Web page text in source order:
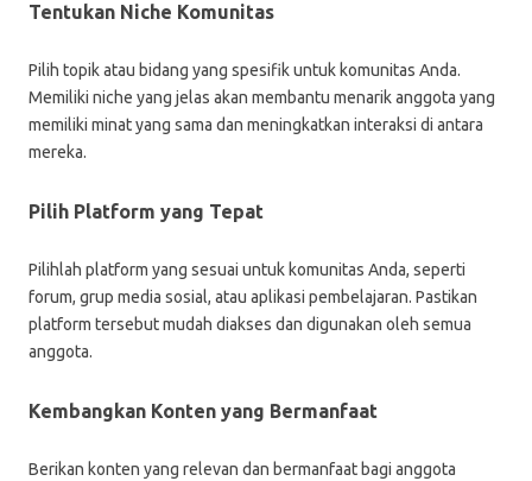
Tentukan Niche Komunitas
Pilih topik atau bidang yang spesifik untuk komunitas Anda.
Memiliki niche yang jelas akan membantu menarik anggota yang
memiliki minat yang sama dan meningkatkan interaksi di antara
mereka.
Pilih Platform yang Tepat
Pilihlah platform yang sesuai untuk komunitas Anda, seperti
forum, grup media sosial, atau aplikasi pembelajaran. Pastikan
platform tersebut mudah diakses dan digunakan oleh semua
anggota.
Kembangkan Konten yang Bermanfaat
Berikan konten yang relevan dan bermanfaat bagi anggota